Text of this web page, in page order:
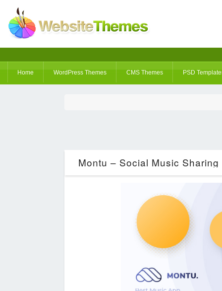
Home WordPress Themes CMS Themes PSD
Montu – Social Music